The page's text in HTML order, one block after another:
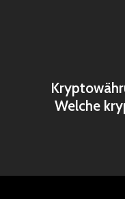
Welche